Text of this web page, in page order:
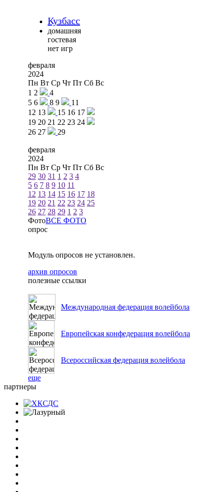
Кузбасс
домашняя
гостевая
нет игр
февраля
2024
Пн Вт Ср Чт Пт Сб Вс
1 2
4
5 6 8 9
11
12 13 15 16 17
19 20 21 22 23 24
26 27 29
февраля
2024
Пн Вт Ср Чт Пт Сб Вс
29 30 31 1 2 3 4
5 6 7 8 9 10 11
12 13 14 15 16 17 18
19 20 21 22 23 24 25
26 27 28 29 1 2 3
ФотоВСЕ ФОТО
опрос
Модуль опросов не установлен.
архив опросов
полезные ссылки
Международная федерация волейбола
Европейская конфедерация волейбола
Всероссийская федерация волейбола
еще
партнеры